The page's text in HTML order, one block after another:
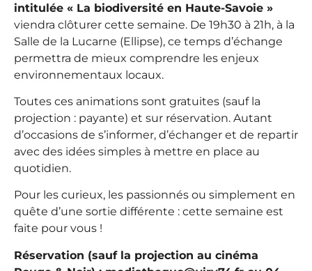
intitulée « La biodiversité en Haute-Savoie »
viendra clôturer cette semaine. De 19h30 à 21h, à la
Salle de la Lucarne (Ellipse), ce temps d’échange
permettra de mieux comprendre les enjeux
environnementaux locaux.
Toutes ces animations sont gratuites (sauf la
projection : payante) et sur réservation. Autant
d’occasions de s’informer, d’échanger et de repartir
avec des idées simples à mettre en place au
quotidien.
Pour les curieux, les passionnés ou simplement en
quête d’une sortie différente : cette semaine est
faite pour vous !
Réservation (sauf la projection au cinéma